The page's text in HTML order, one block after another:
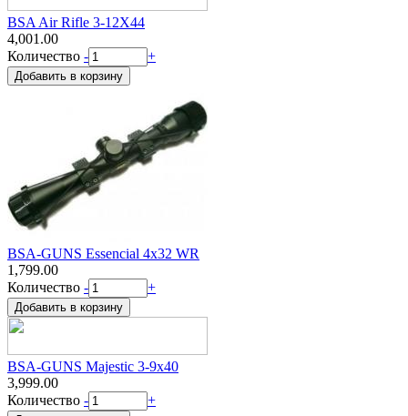
BSA Air Rifle 3-12X44
4,001.00
Количество - +
BSA-GUNS Essencial 4x32 WR
1,799.00
Количество - +
BSA-GUNS Majestic 3-9x40
3,999.00
Количество - +